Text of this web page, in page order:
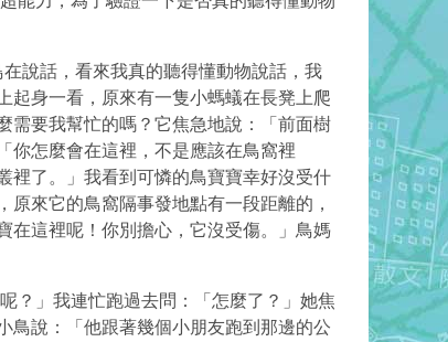
說話，看來我真的聽得懂動物說話，我
起身一看，原來有一隻小螞蟻在長凳上爬
需要我幫忙的嗎？它焦急地說：「前面樹
你怎麼會在這裡，不是應該在鳥窩裡
裡了。」我看到可憐的鳥寶寶幸好沒受什
來它的鳥窩隔事發地點有一段距離的，
在這裡呢！你別擔心，它沒受傷。」鳥媽
」我連忙跑過去問：「怎麼了？」她焦
鳥說：「他跟著幾個小朋友跑到那邊的公